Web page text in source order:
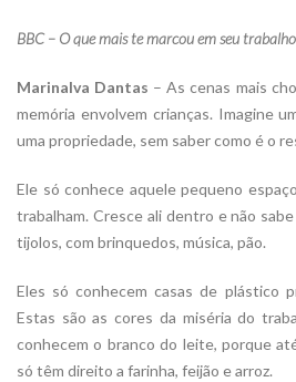
BBC – O que mais te marcou em seu
Marinalva Dantas – As cenas mais
memória envolvem crianças. Imagine
uma propriedade, sem saber como é o
Ele só conhece aquele pequeno
trabalham. Cresce ali dentro e não
tijolos, com brinquedos, música, pão.
Eles só conhecem casas de plástico
Estas são as cores da miséria do
conhecem o branco do leite, porque
só têm direito a farinha, feijão e arroz.